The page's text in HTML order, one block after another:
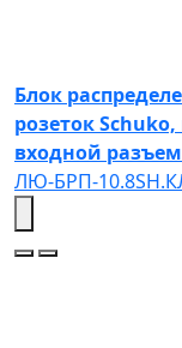
Блок
розеток
входной разъем
ЛЮ-БРП-